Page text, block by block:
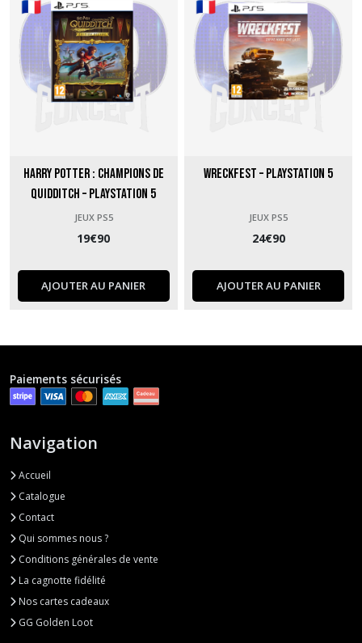
Harry Potter : Champions de
Quidditch – PlayStation 5
JEUX PS5
19€90
AJOUTER AU PANIER
Wreckfest – PlayStation 5
JEUX PS5
24€90
AJOUTER AU PANIER
Paiements sécurisés
Navigation
Accueil
Catalogue
Contact
Qui sommes nous ?
Conditions générales de vente
La cagnotte fidélité
Nos cartes cadeaux
GG Golden Loot